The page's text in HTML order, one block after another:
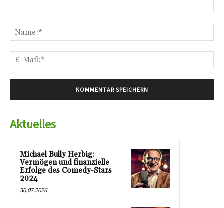
Aktuelles
Michael Bully Herbig:
Vermögen und finanzielle
Erfolge des Comedy-Stars
2024
30.07.2026